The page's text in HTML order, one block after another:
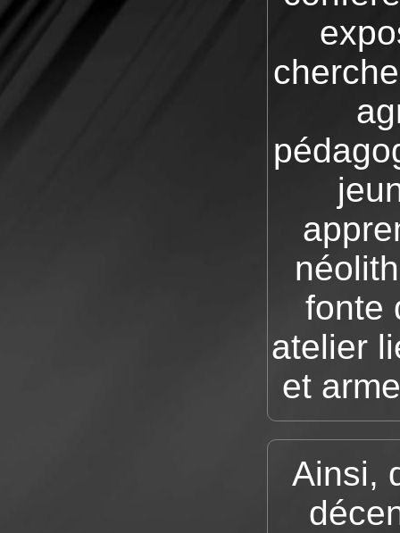
fonte
atelier
et
Ainsi,